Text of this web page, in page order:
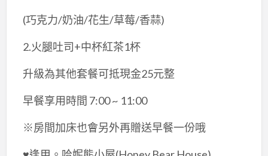
(巧克力/奶油/花生/草莓/香蒜)
2.火腿吐司+中杯紅茶1杯
升級為其他套餐可抵現金25元整
早餐享用時間 7:00 ~ 11:00
※房間加床也會另外再贈送早餐一份哦